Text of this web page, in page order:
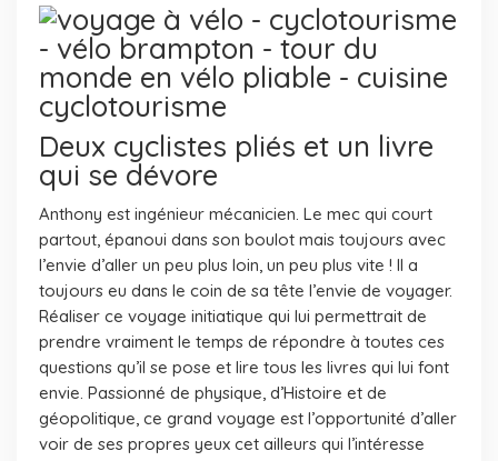
Deux cyclistes pliés et un livre
qui se dévore
Anthony est ingénieur mécanicien. Le mec qui court
partout, épanoui dans son boulot mais toujours avec
l’envie d’aller un peu plus loin, un peu plus vite ! Il a
toujours eu dans le coin de sa tête l’envie de voyager.
Réaliser ce voyage initiatique qui lui permettrait de
prendre vraiment le temps de répondre à toutes ces
questions qu’il se pose et lire tous les livres qui lui font
envie. Passionné de physique, d’Histoire et de
géopolitique, ce grand voyage est l’opportunité d’aller
voir de ses propres yeux cet ailleurs qui l’intéresse